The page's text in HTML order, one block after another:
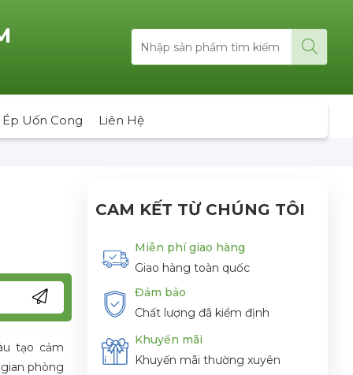
Ép Uốn Cong Liên Hệ
tạo cảm
phòng
CAM KẾT TỪ CHÚNG TÔI
Miễn phí giao hàng
Giao hàng toàn quốc
Đảm bảo
Chất lượng đã kiểm định
Khuyến mãi
Khuyến mãi thường xuyên